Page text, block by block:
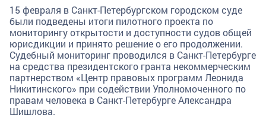
15 февраля в Санкт-Петербургском городском суде
были подведены итоги пилотного проекта по
мониторингу открытости и доступности судов общей
юрисдикции и принято решение о его продолжении.
Судебный мониторинг проводился в Санкт-Петербурге
на средства президентского гранта некоммерческим
партнерством «Центр правовых программ Леонида
Никитинского» при содействии Уполномоченного по
правам человека в Санкт-Петербурге Александра
Шишлова.